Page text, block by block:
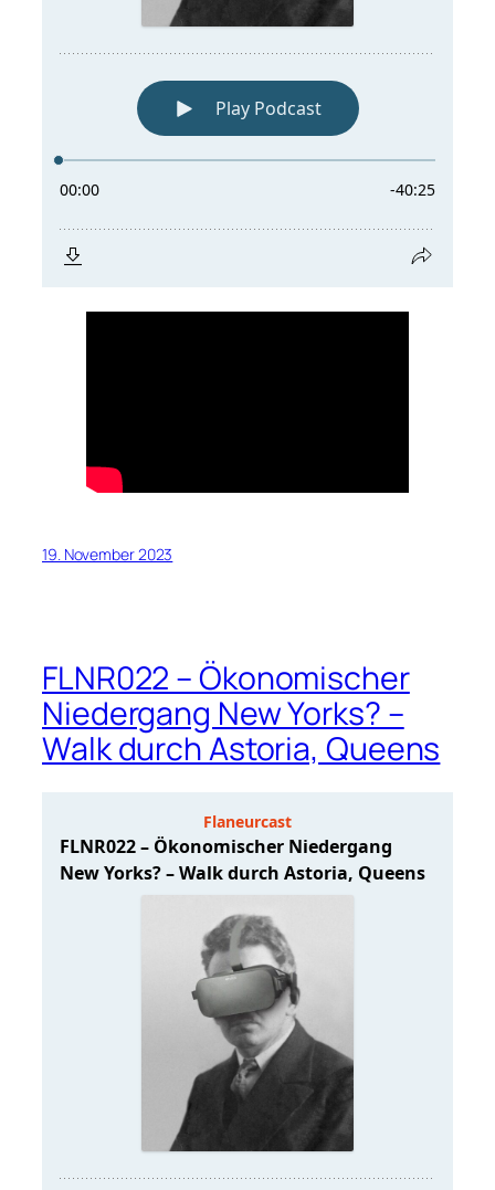
19. November 2023
FLNR022 – Ökonomischer
Niedergang New Yorks? –
Walk durch Astoria, Queens